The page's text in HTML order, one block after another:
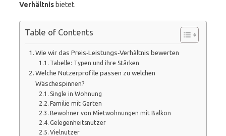
Verhältnis bietet.
Table of Contents
Wie wir das Preis‑Leistungs‑Verhältnis bewerten
Tabelle: Typen und ihre Stärken
Welche Nutzerprofile passen zu welchen
Wäschespinnen?
Single in Wohnung
Familie mit Garten
Bewohner von Mietwohnungen mit Balkon
Gelegenheitsnutzer
Vielnutzer